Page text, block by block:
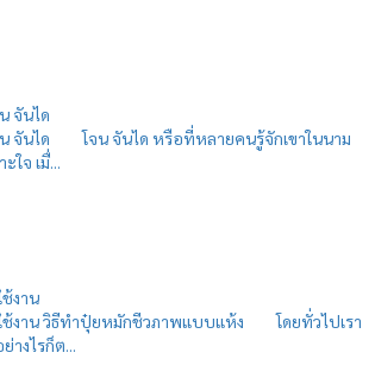
จันได
จันได โจน จันได หรือที่หลายคนรู้จักเขาในนาม
ใจ เมื่...
งาน
ช้งาน วิธีทำปุ๋ยหมักชีวภาพแบบแห้ง โดยทั่วไปเรา
างไรก็ต...